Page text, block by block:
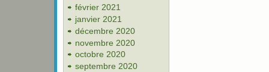
février 2021
janvier 2021
décembre 2020
novembre 2020
octobre 2020
septembre 2020